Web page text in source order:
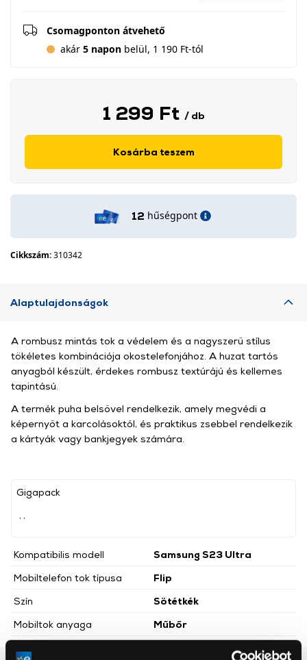
Csomagponton átvehető
akár 5 napon belül, 1 190 Ft-tól
1 299 Ft / db
Kosárba teszem
12 hűségpont
Cikkszám:310342
Alaptulajdonságok
Gigapack
Kompatibilis modell
Samsung S23 Ultra
Mobiltelefon tok típusa
Flip
Szín
Sötétkék
Mobiltok anyaga
Műbőr
A rombusz mintás tok a védelem és a nagyszerű stílus
tökéletes kombinációja okostelefonjához. A huzat tartós
anyagból készült, érdekes rombusz textúrájú és kellemes
tapintású.
A termék puha belsővel rendelkezik, amely megvédi a
képernyőt a karcolásoktól, és praktikus zsebbel rendelkezik
a kártyák vagy bankjegyek számára.